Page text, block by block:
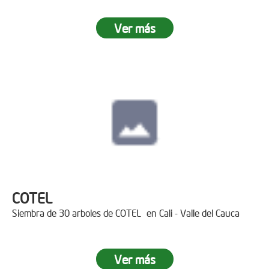
Ver más
COTEL
Siembra de 30 arboles de COTEL en Cali - Valle del Cauca
Ver más